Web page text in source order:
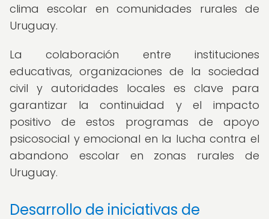
clima escolar en comunidades rurales de
Uruguay.
La colaboración entre instituciones
educativas, organizaciones de la sociedad
civil y autoridades locales es clave para
garantizar la continuidad y el impacto
positivo de estos programas de apoyo
psicosocial y emocional en la lucha contra el
abandono escolar en zonas rurales de
Uruguay.
Desarrollo de iniciativas de